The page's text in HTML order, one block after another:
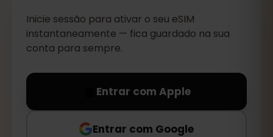
Inicie sessão para ativar o seu eSIM
instantaneamente — fica guardado na sua
conta para sempre.
Entrar com Apple
Entrar com Google